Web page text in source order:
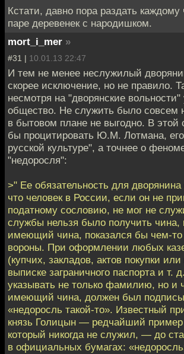
Кстати, давно пора раздать каждому
паре деревенек с народишком.
mort_i_mer »
#31 | 10.01.13 22:47
И тем не менее неслужилый
скорее исключение, но не правило.
несмотря на "дворянские вольности"
общество. Не служить было совсем
в бытовом плане не выгодно. В этой
бы процитировать Ю.М. Лотмана,
русской культуре", а точнее о
"недоросля":
>" Ее обязательность для
что человек в России, если он не
податному сословию, не мог не
службы нельзя было получить чина,
имеющий чина, показался бы чем-то
вороны. При оформлении любых
(купчих, закладов, актов покупки
выписке заграничного паспорта и т.
указывать не только фамилию, но и
имеющий чина, должен был
«недоросль такой-то». Известный
князь Голицын — редчайший пример
который никогда не служил, — до
в официальных бумагах: